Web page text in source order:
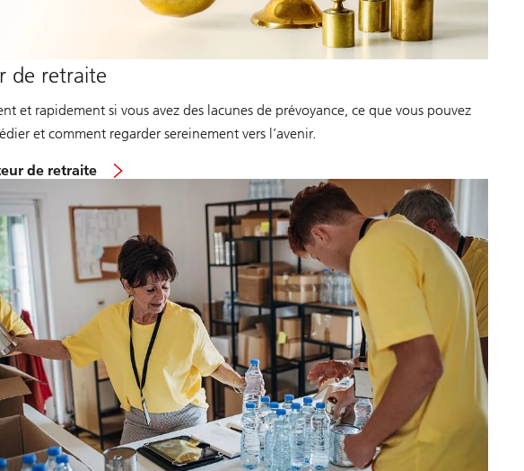
de retraite
et rapidement si vous avez des lacunes de prévoyance, ce que vous pouvez
et comment regarder sereinement vers l’avenir.
de retraite